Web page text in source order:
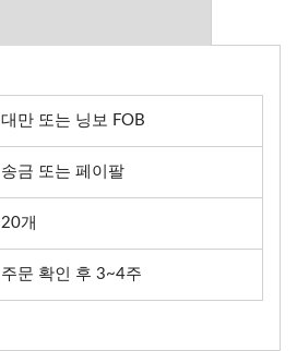
대만 또는 닝보 FOB
송금 또는 페이팔
20개
주문 확인 후 3~4주